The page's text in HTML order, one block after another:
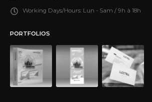
Working Days/Hours: Lun - Sam / 9h à 18h
PORTFOLIOS